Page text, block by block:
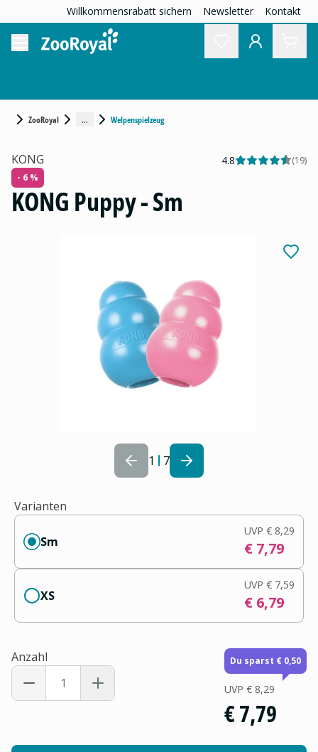
Willkommensrabatt sichern Newsletter Kontakt
ZooRoyal ... Welpenspielzeug
1 7
KONG 4.8 (19)
- 6 %
KONG Puppy - Sm
Varianten
Sm
UVP € 8,29
€ 7,79
XS
UVP € 7,59
€ 6,79
Anzahl Du sparst € 0,50
UVP € 8,29
€ 7,79